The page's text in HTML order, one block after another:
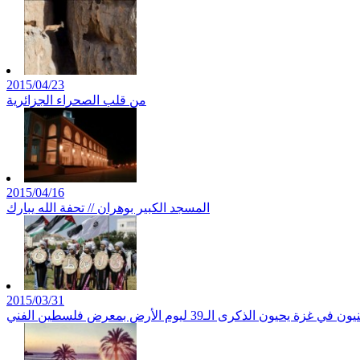
2015/04/23
من قلب الصحراء الجزائرية
2015/04/16
المسجد الكبير بوهران // تحفة الله يبارك
2015/03/31
غزة يحيون الذكرى الـ39 ليوم الأرض بمعرض فلسطين الفني